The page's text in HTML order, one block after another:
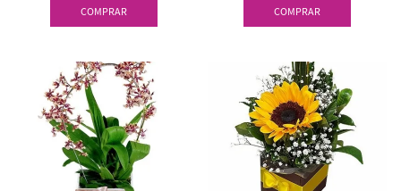
COMPRAR COMPRAR